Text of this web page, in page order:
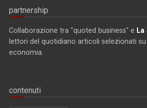
partnership
Collaborazione tra "quoted business" e La
lettori del quotidiano articoli selezionati
economia.
contenuti